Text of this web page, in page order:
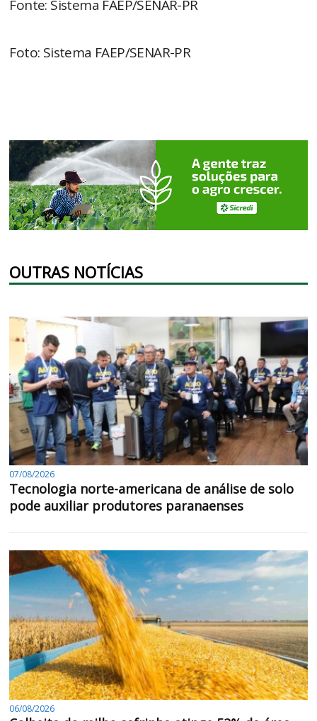
Fonte: Sistema FAEP/SENAR-PR
Foto: Sistema FAEP/SENAR-PR
OUTRAS NOTÍCIAS
07/08/2026
Tecnologia norte-americana de análise de solo
pode auxiliar produtores paranaenses
06/08/2026